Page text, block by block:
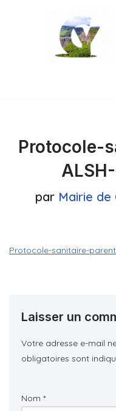
Protocole-
par Mairie de
Protocole-sanitaire-
Laisser un
Votre adresse e-mail
obligatoires sont
Nom *